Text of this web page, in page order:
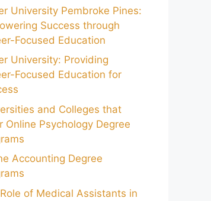
University Pembroke Pines:
Success through
Focused Education
University: Providing
Focused Education for
and Colleges that
Online Psychology Degree
Accounting Degree
of Medical Assistants in